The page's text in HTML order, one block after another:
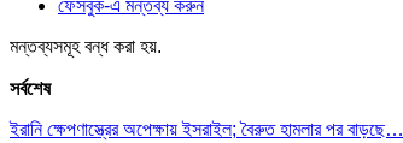
ফেসবুক-এ মন্তব্য করুন
মন্তব্যসমূহ বন্ধ করা হয়.
সর্বশেষ
ইরানি ক্ষেপণাস্ত্রের অপেক্ষায় ইসরাইল; বৈরুত হামলার পর বাড়ছে…